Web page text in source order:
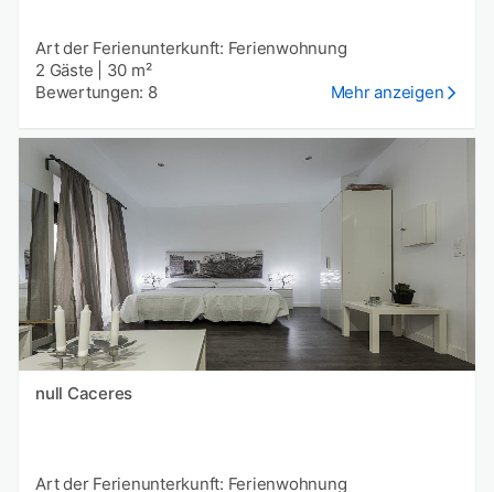
Art der Ferienunterkunft: Ferienwohnung
2 Gäste
30 m²
Bewertungen: 8
Mehr anzeigen
null Caceres
Art der Ferienunterkunft: Ferienwohnung